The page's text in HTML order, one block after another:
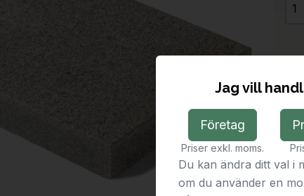
Jag vill
Företag
Priser exkl. moms.
Du kan ändra ditt val i
om du använder en